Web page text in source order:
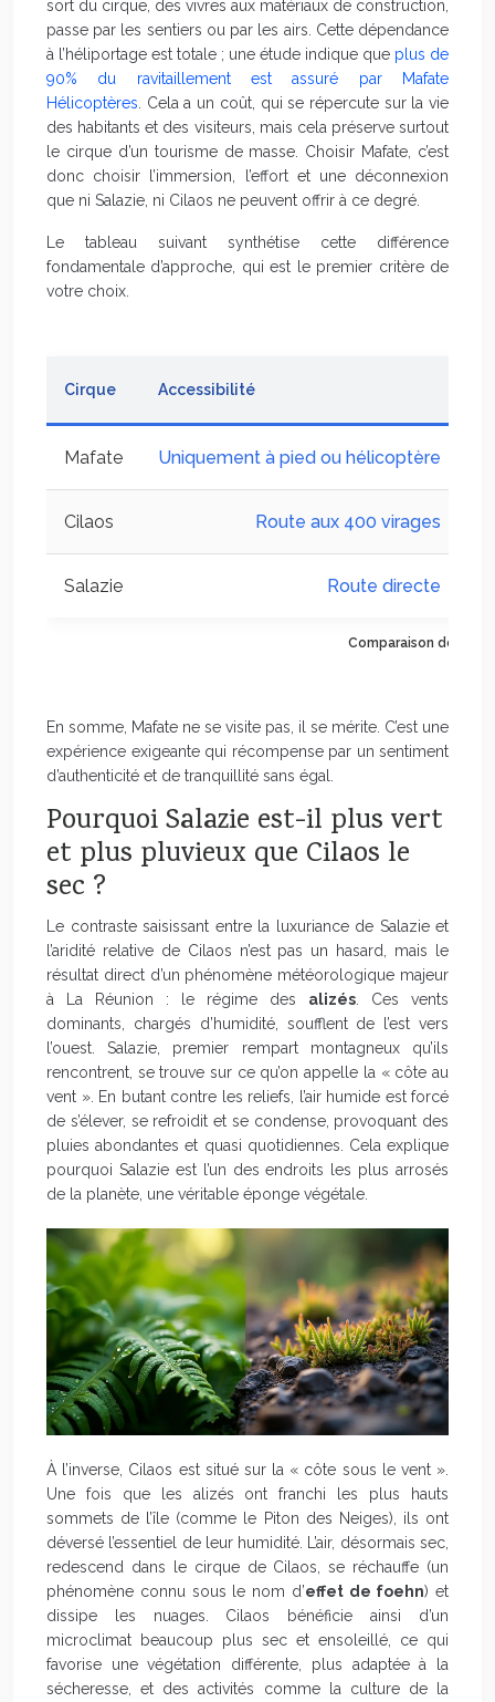
sort du cirque, des vivres aux matériaux de construction,
passe par les sentiers ou par les airs. Cette dépendance
à l’héliportage est totale ; une étude indique que plus de
90% du ravitaillement est assuré par Mafate
Hélicoptères. Cela a un coût, qui se répercute sur la vie
des habitants et des visiteurs, mais cela préserve surtout
le cirque d’un tourisme de masse. Choisir Mafate, c’est
donc choisir l’immersion, l’effort et une déconnexion
que ni Salazie, ni Cilaos ne peuvent offrir à ce degré.
Le tableau suivant synthétise cette différence
fondamentale d’approche, qui est le premier critère de
votre choix.
Comparaison de
Cirque Accessibilité
Mafate Uniquement à pied ou hélicoptère
Cilaos Route aux 400 virages
Salazie Route directe
En somme, Mafate ne se visite pas, il se mérite. C’est une
expérience exigeante qui récompense par un sentiment
d’authenticité et de tranquillité sans égal.
Pourquoi Salazie est-il plus vert
et plus pluvieux que Cilaos le
sec ?
Le contraste saisissant entre la luxuriance de Salazie et
l’aridité relative de Cilaos n’est pas un hasard, mais le
résultat direct d’un phénomène météorologique majeur
à La Réunion : le régime des alizés. Ces vents
dominants, chargés d’humidité, soufflent de l’est vers
l’ouest. Salazie, premier rempart montagneux qu’ils
rencontrent, se trouve sur ce qu’on appelle la « côte au
vent ». En butant contre les reliefs, l’air humide est forcé
de s’élever, se refroidit et se condense, provoquant des
pluies abondantes et quasi quotidiennes. Cela explique
pourquoi Salazie est l’un des endroits les plus arrosés
de la planète, une véritable éponge végétale.
À l’inverse, Cilaos est situé sur la « côte sous le vent ».
Une fois que les alizés ont franchi les plus hauts
sommets de l’île (comme le Piton des Neiges), ils ont
déversé l’essentiel de leur humidité. L’air, désormais sec,
redescend dans le cirque de Cilaos, se réchauffe (un
phénomène connu sous le nom d’effet de foehn) et
dissipe les nuages. Cilaos bénéficie ainsi d’un
microclimat beaucoup plus sec et ensoleillé, ce qui
favorise une végétation différente, plus adaptée à la
sécheresse, et des activités comme la culture de la